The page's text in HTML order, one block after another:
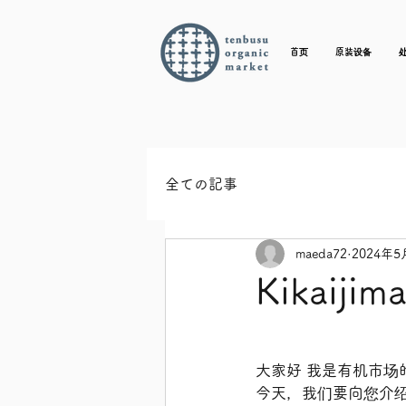
首页 原装设备
全ての記事
maeda72 2024年5
大家好 我是有机市场
今天，我们要向您介